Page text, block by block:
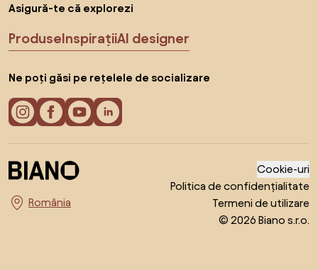
Asigură-te că explorezi
ProduseInspirațiiAI designer
Ne poți găsi pe rețelele de socializare
Alege țara
Cookie-uri
Politica de confidențialitate
Termeni de utilizare
© 2026 Biano s.r.o.